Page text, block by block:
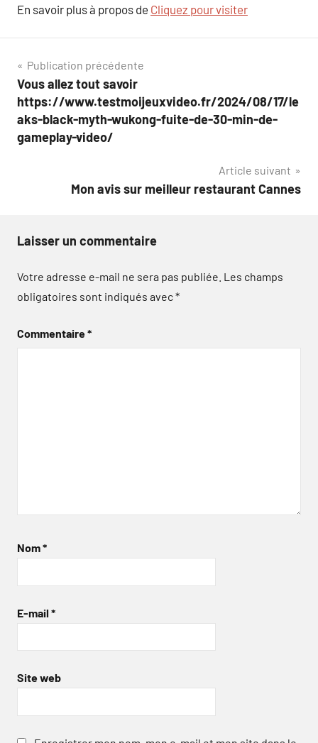
En savoir plus à propos de Cliquez pour visiter
Navigation
de
l’article
Publication précédente
Vous allez tout savoir
https://www.testmoijeuxvideo.fr/2024/08/17/le
aks-black-myth-wukong-fuite-de-30-min-de-
gameplay-video/
Article suivant
Mon avis sur meilleur restaurant Cannes
Laisser un commentaire
Votre adresse e-mail ne sera pas publiée. Les champs
obligatoires sont indiqués avec*
Commentaire*
Nom*
E-mail *
Site web